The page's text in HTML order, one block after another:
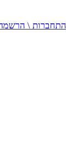
התחברות \